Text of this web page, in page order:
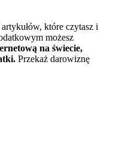
artykułów, które czytasz i
możesz
na świecie,
Przekaż darowiznę